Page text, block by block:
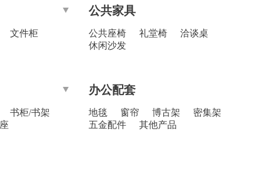
文件柜
公共家具
公共座椅 礼堂椅
洽谈桌
休闲沙发
书柜/书架
办公配套
地毯 窗帘 博古架
密集架
五金配件
其他产品